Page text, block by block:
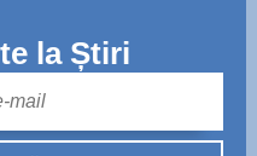
la Știri